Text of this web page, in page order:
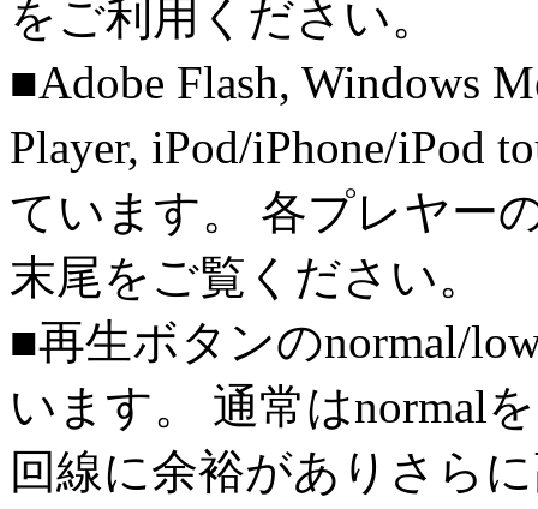
をご利用ください。
■Adobe Flash, Windows
Player, iPod/iPhone/iPod
ています。 各プレヤー
末尾をご覧ください。
■再生ボタンのnormal/
います。 通常はnormal
回線に余裕がありさら